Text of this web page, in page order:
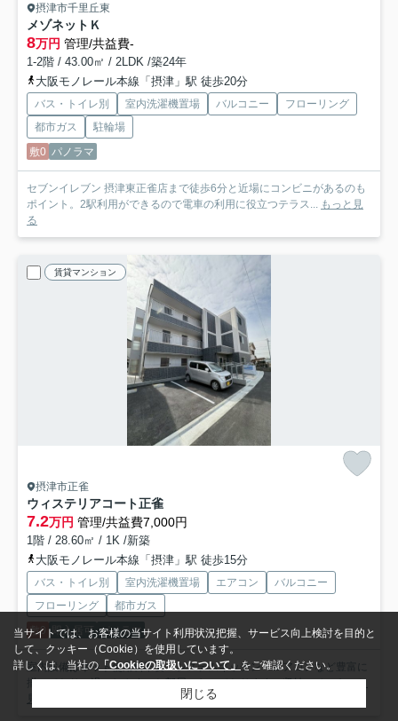
摂津市千里丘東
メゾネットＫ
8万円 管理/共益費-
1-2階 / 43.00㎡ / 2LDK /築24年
大阪モノレール本線「摂津」駅 徒歩20分
バス・トイレ別 室内洗濯機置場 バルコニー
フローリング
都市ガス
駐輪場
敷0 パノラマ
セブンイレブン 摂津東正雀店まで徒歩6分と近場にコンビニがあるのも
ポイント。2駅利用ができるので電車の利用に役立つテラス...
もっと見
る
賃貸マンション
摂津市正雀
ウィステリアコート正雀
7.2万円 管理/共益費7,000円
1階 / 28.60㎡ / 1K /新築
大阪モノレール本線「摂津」駅 徒歩15分
バス・トイレ別 室内洗濯機置場 エアコン
バルコニー
フローリング
都市ガス
敷0
即入居可 パノラマ
室内設備はネット使用料不要・システムキッチン・エアコンなど豊富に
揃っており、過ごしやすいお部屋になっております。収納スペ...もっと
当サイトでは、お客様の当サイト利用状況把握、サービス向上検討を目的と
して、クッキー（Cookie）を使用しています。
詳しくは、当社の 「Cookieの取扱いについて」 をご確認ください。
閉じる